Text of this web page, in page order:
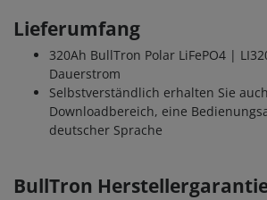
Lieferumfang
320Ah BullTron Polar LiFePO4 |
Dauerstrom
Selbstverständlich erhalten Sie
Downloadbereich, eine
deutscher Sprache
BullTron